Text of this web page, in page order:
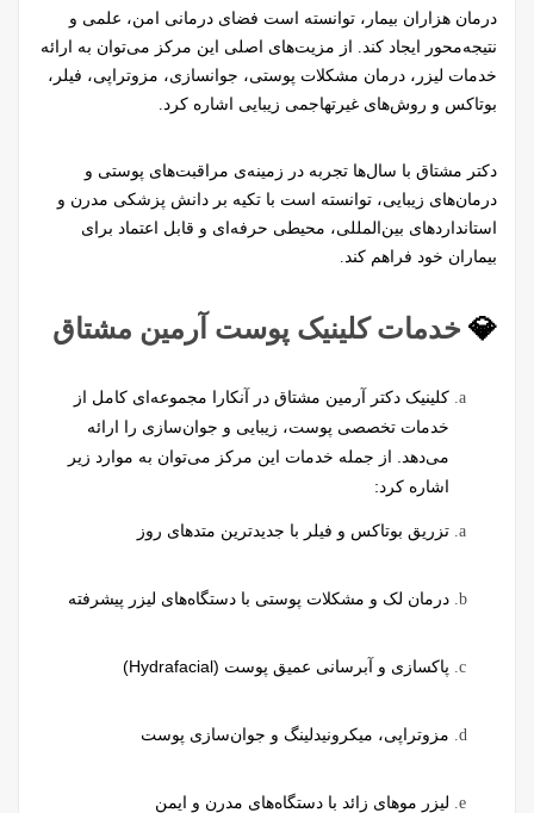
درمان هزاران بیمار، توانسته است فضای درمانی امن، علمی و
نتیجه‌محور ایجاد کند. از مزیت‌های اصلی این مرکز می‌توان به ارائه
خدمات لیزر، درمان مشکلات پوستی، جوانسازی، مزوتراپی، فیلر،
بوتاکس و روش‌های غیرتهاجمی زیبایی اشاره کرد.
دکتر مشتاق با سال‌ها تجربه در زمینه‌ی مراقبت‌های پوستی و
درمان‌های زیبایی، توانسته است با تکیه بر دانش پزشکی مدرن و
استانداردهای بین‌المللی، محیطی حرفه‌ای و قابل اعتماد برای
بیماران خود فراهم کند.
💎 خدمات کلینیک پوست آرمین مشتاق
کلینیک دکتر آرمین مشتاق در آنکارا مجموعه‌ای کامل از
خدمات تخصصی پوست، زیبایی و جوان‌سازی را ارائه
می‌دهد. از جمله خدمات این مرکز می‌توان به موارد زیر
اشاره کرد:
تزریق بوتاکس و فیلر با جدیدترین متدهای روز
درمان لک و مشکلات پوستی با دستگاه‌های لیزر پیشرفته
پاکسازی و آبرسانی عمیق پوست (Hydrafacial)
مزوتراپی، میکرونیدلینگ و جوان‌سازی پوست
لیزر موهای زائد با دستگاه‌های مدرن و ایمن